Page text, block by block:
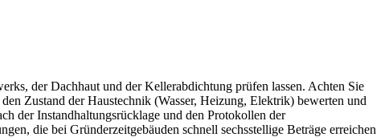
der Dachhaut und der Kellerabdichtung prüfen lassen. Achten Sie
Zustand der Haustechnik (Wasser, Heizung, Elektrik) bewerten und
der Instandhaltungsrücklage und den Protokollen der
die bei Gründerzeitgebäuden schnell sechsstellige Beträge erreichen